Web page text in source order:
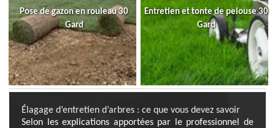
Pose de gazon en rouleau 30
Gard
Entretien et tonte de pelouse 30
Gard
Élagage d’entretien d’arbres : ce que vous devez savoir
Selon les explications apportées par le professionnel de